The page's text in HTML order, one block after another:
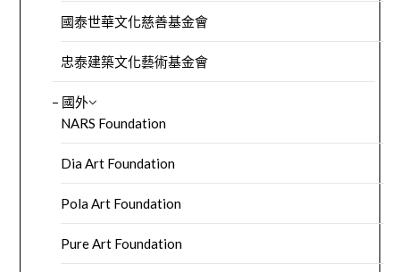
國泰世華文化慈善基金會
忠泰建築文化藝術基金會
– 國外
NARS Foundation
Dia Art Foundation
Pola Art Foundation
Pure Art Foundation